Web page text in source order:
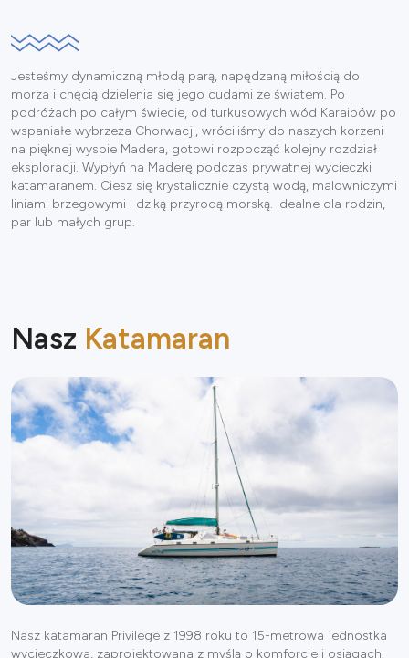
Jesteśmy dynamiczną młodą parą, napędzaną miłością do
morza i chęcią dzielenia się jego cudami ze światem. Po
podróżach po całym świecie, od turkusowych wód Karaibów po
wspaniałe wybrzeża Chorwacji, wróciliśmy do naszych korzeni
na pięknej wyspie Madera, gotowi rozpocząć kolejny rozdział
eksploracji. Wypłyń na Maderę podczas prywatnej wycieczki
katamaranem. Ciesz się krystalicznie czystą wodą, malowniczymi
liniami brzegowymi i dziką przyrodą morską. Idealne dla rodzin,
par lub małych grup.
Nasz Katamaran
Nasz katamaran Privilege z 1998 roku to 15-metrowa jednostka
wycieczkowa, zaprojektowana z myślą o komforcie i osiągach.